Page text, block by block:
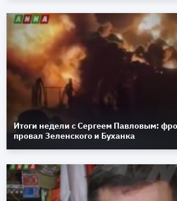
Итоги недели с Сергеем Павловым:
провал Зеленского и Буханка